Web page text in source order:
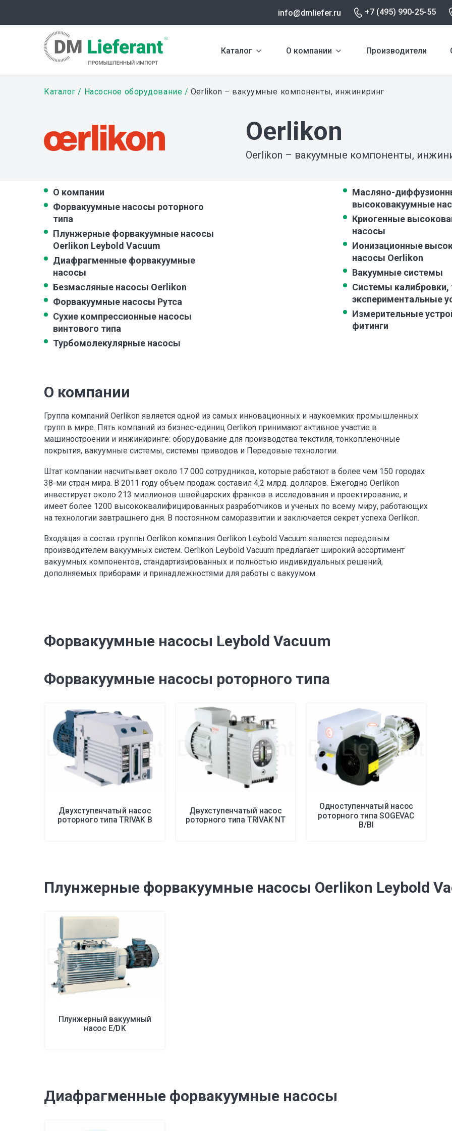
содержанию
info@dmliefer.ru +7 (495) 990-25-55
Каталог О компании Производители
Строка
Каталог Насосное оборудование Oerlikon – вакуумные компоненты, инжиниринг
Oerlikon
Oerlikon – вакуумные компоненты,
О компании
Форвакуумные насосы роторного
типа
Плунжерные форвакуумные насосы
Oerlikon Leybold Vacuum
Диафрагменные форвакуумные
насосы
Безмасляные насосы Oerlikon
Форвакуумные насосы Рутса
Сухие компрессионные насосы
винтового типа
Турбомолекулярные насосы
Масляно-
высоковакуумные
Криогенные
насосы
Ионизационные
насосы Oerlikon
Вакуумные системы
Системы калибровки,
экспериментальные
Измерительные
фитинги
О компании
Группа компаний Oerlikon является одной из самых инновационных и наукоемких промышленных
групп в мире. Пять компаний из бизнес-единиц Oerlikon принимают активное участие в
машиностроении и инжиниринге: оборудование для производства текстиля, тонкопленочные
покрытия, вакуумные системы, системы приводов и Передовые технологии.
Штат компании насчитывает около 17 000 сотрудников, которые работают в более чем 150 городах
38-ми стран мира. В 2011 году объем продаж составил 4,2 млрд. долларов. Ежегодно Oerlikon
инвестирует около 213 миллионов швейцарских франков в исследования и проектирование, и
имеет более 1200 высококвалифицированных разработчиков и ученых по всему миру, работающих
на технологии завтрашнего дня. В постоянном саморазвитии и заключается секрет успеха Oerlikon.
Входящая в состав группы Oerlikon компания Oerlikon Leybold Vacuum является передовым
производителем вакуумных систем. Oerlikon Leybold Vacuum предлагает широкий ассортимент
вакуумных компонентов, стандартизированных и полностью индивидуальных решений,
дополняемых приборами и принадлежностями для работы с вакуумом.
Форвакуумные насосы Leybold Vacuum
Форвакуумные насосы роторного типа
Двухступенчатый насос
роторного типа TRIVAK B
Двухступенчатый насос
роторного типа TRIVAK NT
Одноступенчатый насос
роторного типа SOGEVAC
B/BI
Плунжерные форвакуумные насосы Oerlikon Leybold
Плунжерный вакуумный
насос E/DK
Диафрагменные форвакуумные насосы